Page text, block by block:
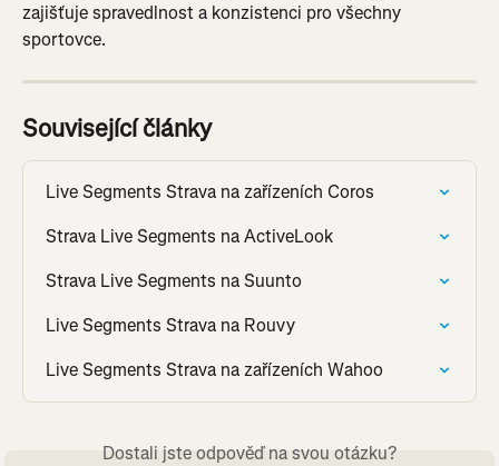
zajišťuje spravedlnost a konzistenci pro všechny
sportovce.
Související články
Live Segments Strava na zařízeních Coros
Strava Live Segments na ActiveLook
Strava Live Segments na Suunto
Live Segments Strava na Rouvy
Live Segments Strava na zařízeních Wahoo
Dostali jste odpověď na svou otázku?